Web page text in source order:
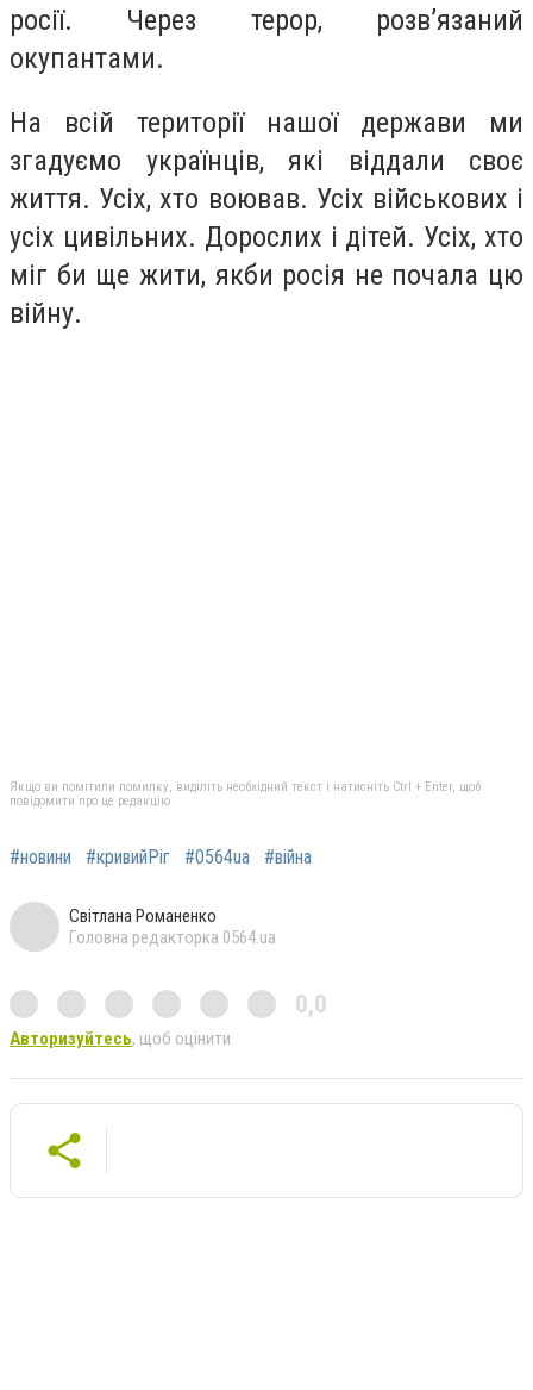
росії. Через терор, розвʼязаний
окупантами.
На всій території нашої держави ми
згадуємо українців, які віддали своє
життя. Усіх, хто воював. Усіх військових і
усіх цивільних. Дорослих і дітей. Усіх, хто
міг би ще жити, якби росія не почала цю
війну.
Якщо ви помітили помилку, виділіть необхідний текст і натисніть Ctrl + Enter, щоб
повідомити про це редакцію
#новини #кривийРіг #0564ua #війна
Світлана Романенко
Головна редакторка 0564.ua
0,0
Авторизуйтесь, щоб оцінити